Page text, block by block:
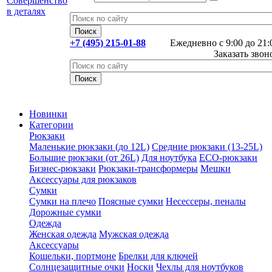
Ежедневно с 9:00 до
+7 (495) 215-01-88
Заказать
Новинки
Категории
Рюкзаки
Маленькие рюкзаки (до 12L) Средние рюкзаки (13-25L)
Большие рюкзаки (от 26L) Для ноутбука ECO-рюкзаки
Бизнес-рюкзаки Рюкзаки-трансформеры Мешки
Аксессуары для рюкзаков
Сумки
Сумки на плечо Поясные сумки Несессеры, пеналы
Дорожные сумки
Одежда
Женская одежда Мужская одежда
Аксессуары
Кошельки, портмоне Брелки для ключей
Солнцезащитные очки Носки Чехлы для ноутбуков